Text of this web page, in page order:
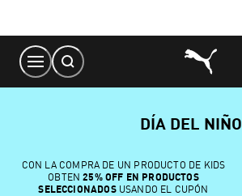
Content
DÍA DEL NIÑO
CON LA COMPRA DE UN PRODUCTO DE KIDS
OBTEN 25% OFF EN PRODUCTOS
SELECCIONADOSUSANDO EL CUPÓN